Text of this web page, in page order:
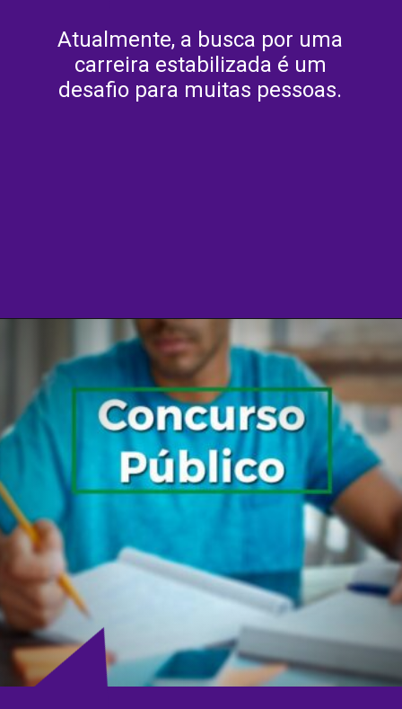
Atualmente, a busca por uma
carreira estabilizada é um
desafio para muitas pessoas.